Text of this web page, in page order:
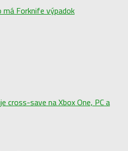
má Forknife výpadok
cross-save na Xbox One, PC a